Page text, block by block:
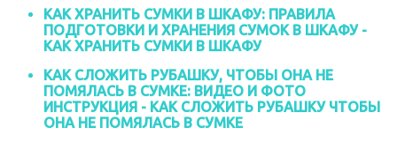
КАК ХРАНИТЬ СУМКИ В ШКАФУ: ПРАВИЛА
ПОДГОТОВКИ И ХРАНЕНИЯ СУМОК В ШКАФУ -
КАК ХРАНИТЬ СУМКИ В ШКАФУ
КАК СЛОЖИТЬ РУБАШКУ, ЧТОБЫ ОНА НЕ
ПОМЯЛАСЬ В СУМКЕ: ВИДЕО И ФОТО
ИНСТРУКЦИЯ - КАК СЛОЖИТЬ РУБАШКУ ЧТОБЫ
ОНА НЕ ПОМЯЛАСЬ В СУМКЕ